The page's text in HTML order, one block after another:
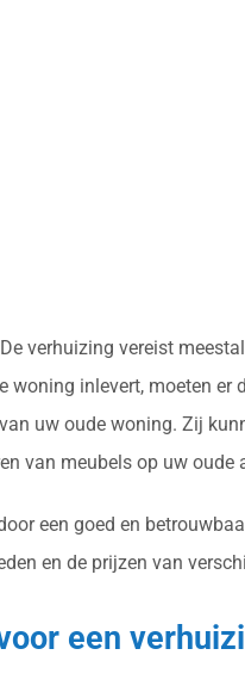
verhuizing vereist
inlevert, moeten
uw oude woning. Zij
van meubels op uw
een goed en
en de prijzen van
een